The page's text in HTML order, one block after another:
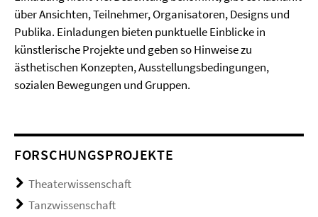
über Ansichten, Teilnehmer, Organisatoren, Designs und
Publika. Einladungen bieten punktuelle Einblicke in
künstlerische Projekte und geben so Hinweise zu
ästhetischen Konzepten, Ausstellungsbedingungen,
sozialen Bewegungen und Gruppen.
FORSCHUNGSPROJEKTE
Theaterwissenschaft
Tanzwissenschaft